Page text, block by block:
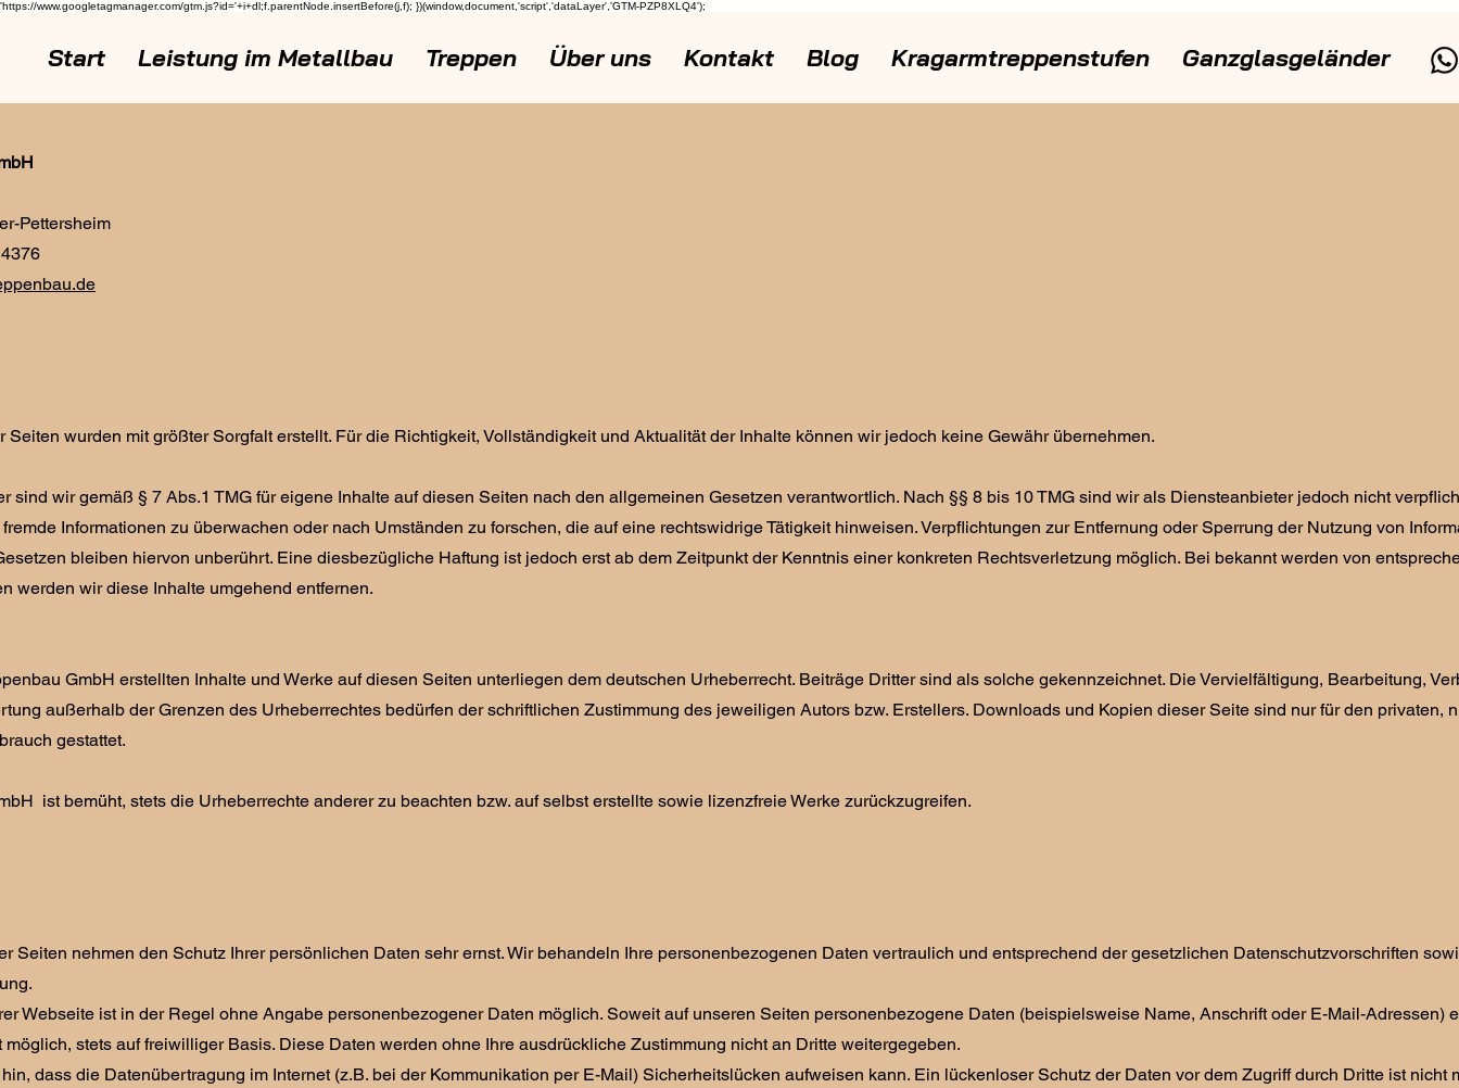
'https://www.googletagmanager.com/gtm.js?id='+i+dl;f.parentNode.insertBefore(j,f); })(window,document,'script','dataLayer','GTM-PZP8XLQ4');
Start Leistung im Metallbau Treppen Über uns Kontakt Blog Kragarmtreppenstufen Ganzglasgeländer
Pettersheim
Seiten wurden mit größter Sorgfalt erstellt. Für die Richtigkeit, Vollständigkeit und Aktualität der Inhalte können wir jedoch keine Gewähr übernehmen.
sind wir gemäß § 7 Abs.1 TMG für eigene Inhalte auf diesen Seiten nach den allgemeinen Gesetzen verantwortlich. Nach §§ 8 bis 10 TMG sind wir als Diensteanbieter jedoch nicht
Informationen zu überwachen oder nach Umständen zu forschen, die auf eine rechtswidrige Tätigkeit hinweisen. Verpflichtungen zur Entfernung oder Sperrung der Nutzung von
bleiben hiervon unberührt. Eine diesbezügliche Haftung ist jedoch erst ab dem Zeitpunkt der Kenntnis einer konkreten Rechtsverletzung möglich. Bei bekannt werden von
werden wir diese Inhalte umgehend entfernen.
GmbH erstellten Inhalte und Werke auf diesen Seiten unterliegen dem deutschen Urheberrecht. Beiträge Dritter sind als solche gekennzeichnet. Die Vervielfältigung, Bearbeitung,
außerhalb der Grenzen des Urheberrechtes bedürfen der schriftlichen Zustimmung des jeweiligen Autors bzw. Erstellers. Downloads und Kopien dieser Seite sind nur für den privaten,
gestattet.
ist bemüht, stets die Urheberrechte anderer zu beachten bzw. auf selbst erstellte sowie lizenzfreie Werke zurückzugreifen.
Seiten nehmen den Schutz Ihrer persönlichen Daten sehr ernst. Wir behandeln Ihre personenbezogenen Daten vertraulich und entsprechend der gesetzlichen Datenschutzvorschriften
Webseite ist in der Regel ohne Angabe personenbezogener Daten möglich. Soweit auf unseren Seiten personenbezogene Daten (beispielsweise Name, Anschrift oder E-Mail-Adressen)
möglich, stets auf freiwilliger Basis. Diese Daten werden ohne Ihre ausdrückliche Zustimmung nicht an Dritte weitergegeben.
dass die Datenübertragung im Internet (z.B. bei der Kommunikation per E-Mail) Sicherheitslücken aufweisen kann. Ein lückenloser Schutz der Daten vor dem Zugriff durch Dritte ist nicht